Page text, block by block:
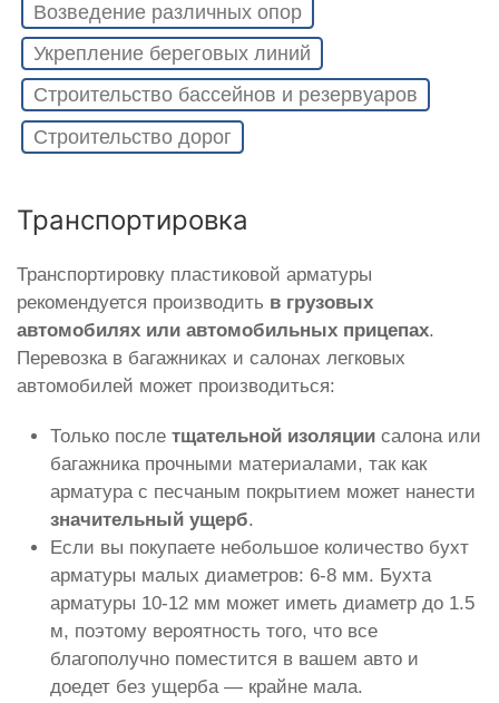
Возведение различных опор
Укрепление береговых линий
Строительство бассейнов и резервуаров
Строительство дорог
Транспортировка
Транспортировку пластиковой арматуры
рекомендуется производить в грузовых
автомобилях или автомобильных прицепах.
Перевозка в багажниках и салонах легковых
автомобилей может производиться:
Только после тщательной изоляции салона или
багажника прочными материалами, так как
арматура с песчаным покрытием может нанести
значительный ущерб.
Если вы покупаете небольшое количество бухт
арматуры малых диаметров: 6-8 мм. Бухта
арматуры 10-12 мм может иметь диаметр до 1.5
м, поэтому вероятность того, что все
благополучно поместится в вашем авто и
доедет без ущерба — крайне мала.